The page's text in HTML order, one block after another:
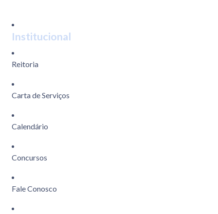
Institucional
Reitoria
Carta de Serviços
Calendário
Concursos
Fale Conosco